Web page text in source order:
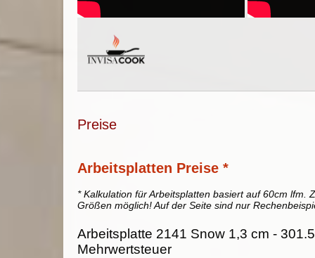
Preise
Arbeitsplatten Preise *
* Kalkulation für Arbeitsplatten basiert auf 60cm lfm.
Größen möglich! Auf der Seite sind nur
Arbeitsplatte 2141 Snow 1,3 cm -
Mehrwertsteuer